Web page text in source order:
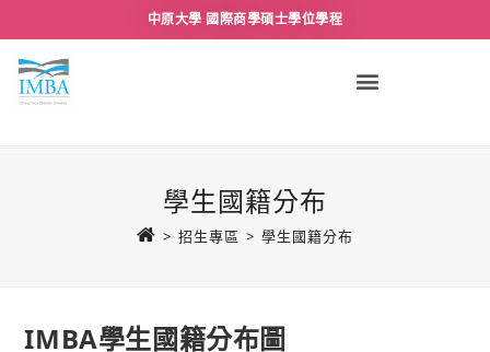
中原大學 國際商學碩士學位學程
學生國籍分布
> 招生專區 > 學生國籍分布
IMBA學生國籍分布圖